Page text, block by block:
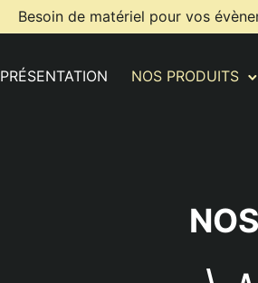
Besoin de matériel pour vos
PRÉSENTATION NOS PRODUITS